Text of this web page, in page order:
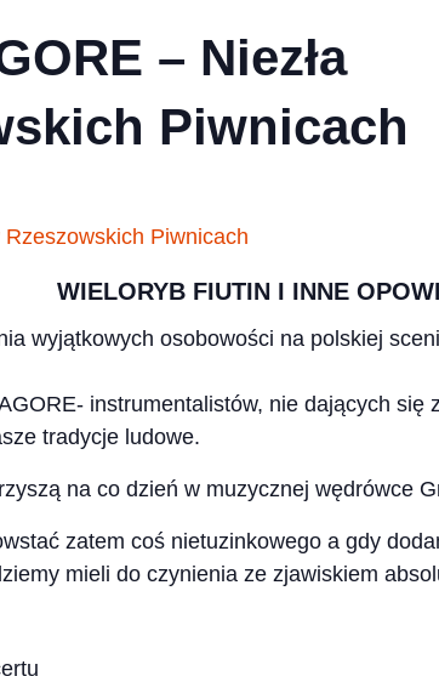
– Niezła
Piwnicach
WIELORYB FIUTIN I INNE
wyjątkowych osobowości na polskiej
instrumentalistów, nie dających się
tradycje ludowe.
na co dzień w muzycznej wędrówce
zatem coś nietuzinkowego a gdy
mieli do czynienia ze zjawiskiem